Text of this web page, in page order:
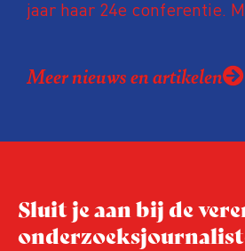
jaar haar 24e conferentie.
expertise te delen en
was voor het eerst op de
Meer nieuws en artikelen
Sluit je aan bij de